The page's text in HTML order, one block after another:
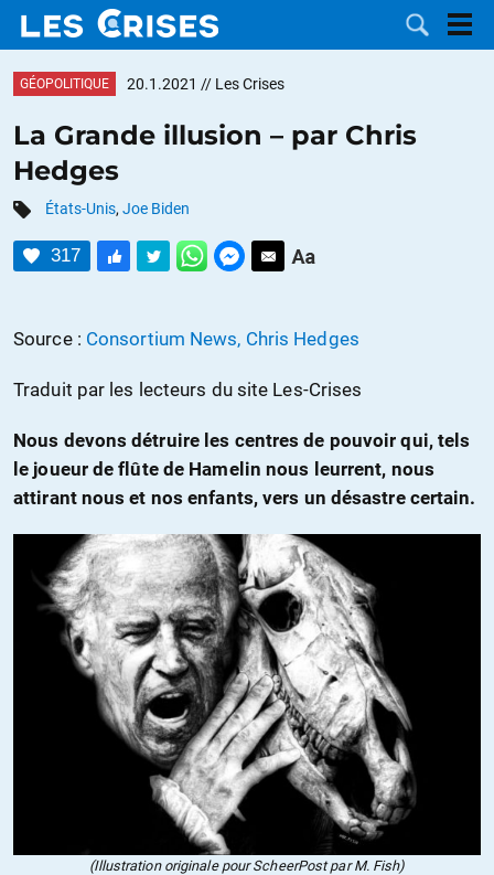
DOSSIERS
CATÉGORIES
DON
GÉOPOLITIQUE 20.1.2021 // Les Crises
La Grande illusion – par Chris
Hedges
États-Unis, Joe Biden
317
Source : Consortium News, Chris Hedges
Traduit par les lecteurs du site Les-Crises
Nous devons détruire les centres de pouvoir qui, tels
le joueur de flûte de Hamelin nous leurrent, nous
attirant nous et nos enfants, vers un désastre certain.
(Illustration originale pour ScheerPost par M. Fish)